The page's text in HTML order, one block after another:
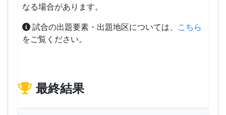
なる場合があります。
試合の出題要素・出題地区については、 こちら
をご覧ください。
最終結果